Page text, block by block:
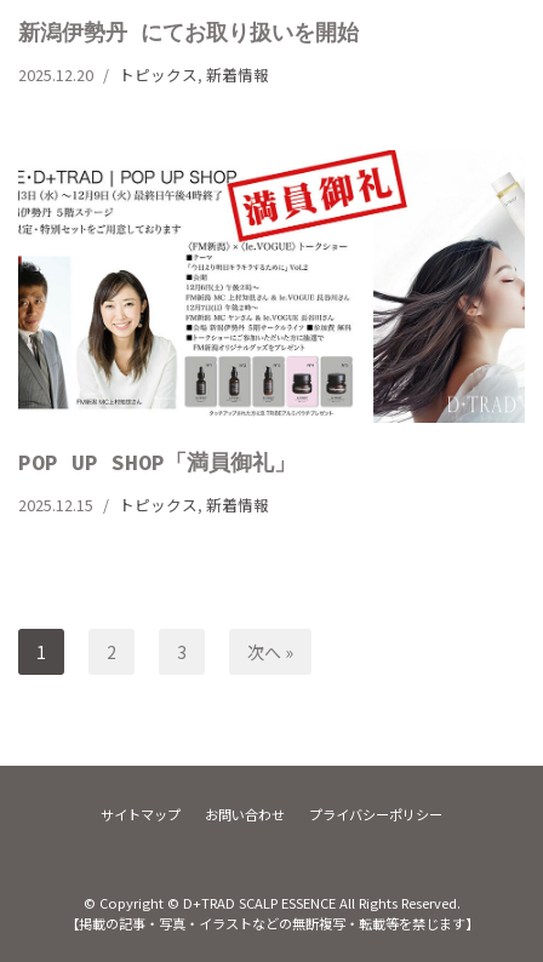
新潟伊勢丹 にてお取り扱いを開始
2025.12.20 トピックス, 新着情報
POP UP SHOP「満員御礼」
2025.12.15 トピックス, 新着情報
1 2 3 次へ »
サイトマップ お問い合わせ プライバシーポリシー
© Copyright © D+TRAD SCALP ESSENCE All Rights Reserved.
【掲載の記事・写真・イラストなどの無断複写・転載等を禁じます】